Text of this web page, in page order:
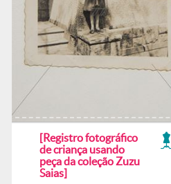
[Registro fotográfico
de criança usando
peça da coleção Zuzu
Saias]